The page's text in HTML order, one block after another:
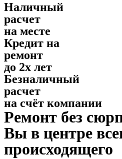
Наличный
расчет
на месте
Кредит на
ремонт
до 2х лет
Безналичный
расчет
на счёт компании
Ремонт без
Вы в центре
происходящего